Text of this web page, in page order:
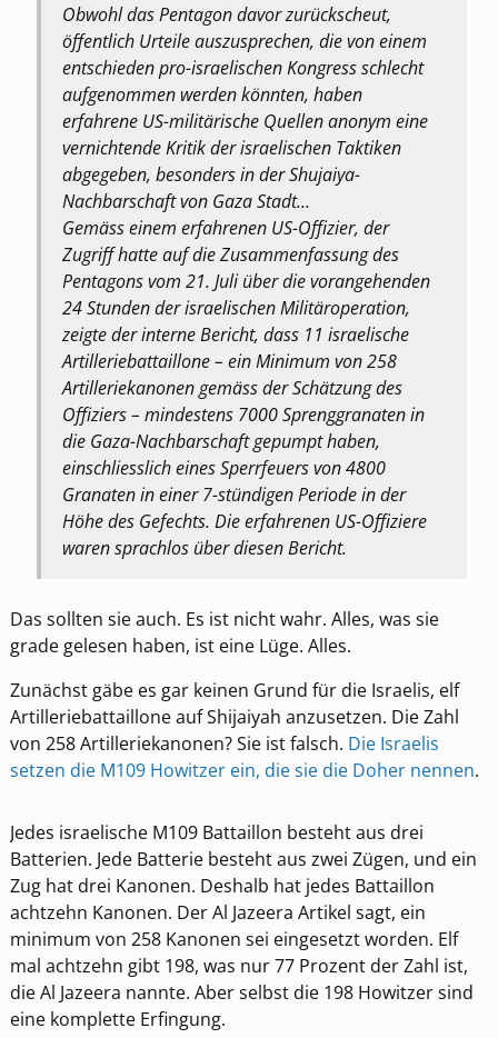
Obwohl das Pentagon davor zurückscheut,
öffentlich Urteile auszusprechen, die von einem
entschieden pro-israelischen Kongress schlecht
aufgenommen werden könnten, haben
erfahrene US-militärische Quellen anonym eine
vernichtende Kritik der israelischen Taktiken
abgegeben, besonders in der Shujaiya-
Nachbarschaft von Gaza Stadt…
Gemäss einem erfahrenen US-Offizier, der
Zugriff hatte auf die Zusammenfassung des
Pentagons vom 21. Juli über die vorangehenden
24 Stunden der israelischen Militäroperation,
zeigte der interne Bericht, dass 11 israelische
Artilleriebattaillone – ein Minimum von 258
Artilleriekanonen gemäss der Schätzung des
Offiziers – mindestens 7000 Sprenggranaten in
die Gaza-Nachbarschaft gepumpt haben,
einschliesslich eines Sperrfeuers von 4800
Granaten in einer 7-stündigen Periode in der
Höhe des Gefechts. Die erfahrenen US-Offiziere
waren sprachlos über diesen Bericht.
Das sollten sie auch. Es ist nicht wahr. Alles, was sie
grade gelesen haben, ist eine Lüge. Alles.
Zunächst gäbe es gar keinen Grund für die Israelis, elf
Artilleriebattaillone auf Shijaiyah anzusetzen. Die Zahl
von 258 Artilleriekanonen? Sie ist falsch. Die Israelis
setzen die M109 Howitzer ein, die sie die Doher nennen.
Jedes israelische M109 Battaillon besteht aus drei
Batterien. Jede Batterie besteht aus zwei Zügen, und ein
Zug hat drei Kanonen. Deshalb hat jedes Battaillon
achtzehn Kanonen. Der Al Jazeera Artikel sagt, ein
minimum von 258 Kanonen sei eingesetzt worden. Elf
mal achtzehn gibt 198, was nur 77 Prozent der Zahl ist,
die Al Jazeera nannte. Aber selbst die 198 Howitzer sind
eine komplette Erfingung.